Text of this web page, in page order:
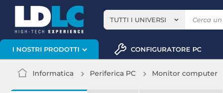
TUTTI I UNIVERSI
I NOSTRI PRODOTTI CONFIGURATORE PC
Informatica Periferica PC Monitor computer